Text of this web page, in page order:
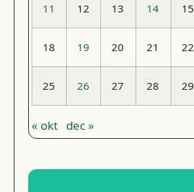
11 12 13 14 15
18 19 20 21 22
25 26 27 28 29
« okt dec »